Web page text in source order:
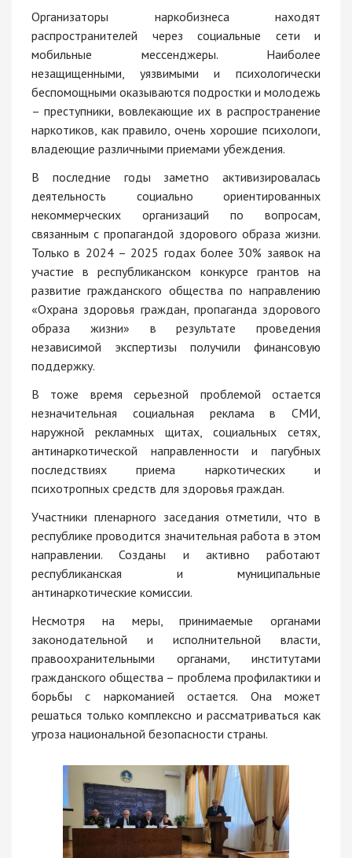
Организаторы наркобизнеса находят
распространителей через социальные сети и
мобильные мессенджеры. Наиболее
незащищенными, уязвимыми и психологически
беспомощными оказываются подростки и молодежь
– преступники, вовлекающие их в распространение
наркотиков, как правило, очень хорошие психологи,
владеющие различными приемами убеждения.
В последние годы заметно активизировалась
деятельность социально ориентированных
некоммерческих организаций по вопросам,
связанным с пропагандой здорового образа жизни.
Только в 2024 – 2025 годах более 30% заявок на
участие в республиканском конкурсе грантов на
развитие гражданского общества по направлению
«Охрана здоровья граждан, пропаганда здорового
образа жизни» в результате проведения
независимой экспертизы получили финансовую
поддержку.
В тоже время серьезной проблемой остается
незначительная социальная реклама в СМИ,
наружной рекламных щитах, социальных сетях,
антинаркотической направленности и пагубных
последствиях приема наркотических и
психотропных средств для здоровья граждан.
Участники пленарного заседания отметили, что в
республике проводится значительная работа в этом
направлении. Созданы и активно работают
республиканская и муниципальные
антинаркотические комиссии.
Несмотря на меры, принимаемые органами
законодательной и исполнительной власти,
правоохранительными органами, институтами
гражданского общества – проблема профилактики и
борьбы с наркоманией остается. Она может
решаться только комплексно и рассматриваться как
угроза национальной безопасности страны.